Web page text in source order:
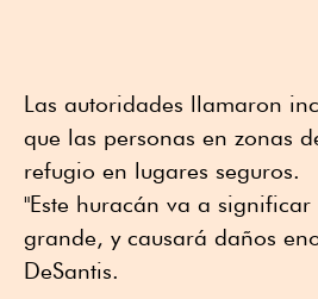
Las autoridades llamaron
que las personas en zonas
refugio en lugares seguros.
"Este huracán va a
grande, y causará daños
DeSantis.